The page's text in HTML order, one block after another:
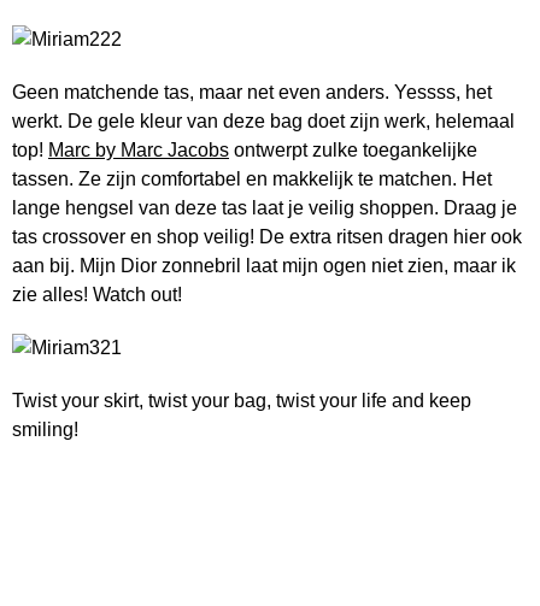
Geen matchende tas, maar net even anders. Yessss, het
werkt. De gele kleur van deze bag doet zijn werk, helemaal
top! Marc by Marc Jacobs ontwerpt zulke toegankelijke
tassen. Ze zijn comfortabel en makkelijk te matchen. Het
lange hengsel van deze tas laat je veilig shoppen. Draag je
tas crossover en shop veilig! De extra ritsen dragen hier ook
aan bij. Mijn Dior zonnebril laat mijn ogen niet zien, maar ik
zie alles! Watch out!
Twist your skirt, twist your bag, twist your life and keep
smiling!